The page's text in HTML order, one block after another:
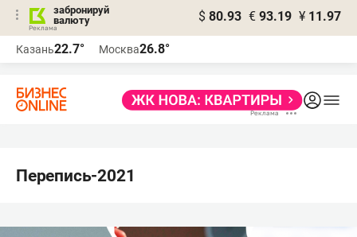
забронируй
валюту
$ 80.93 € 93.19 ¥ 11.97
Казань22.7° Москва26.8°
Перепись-2021